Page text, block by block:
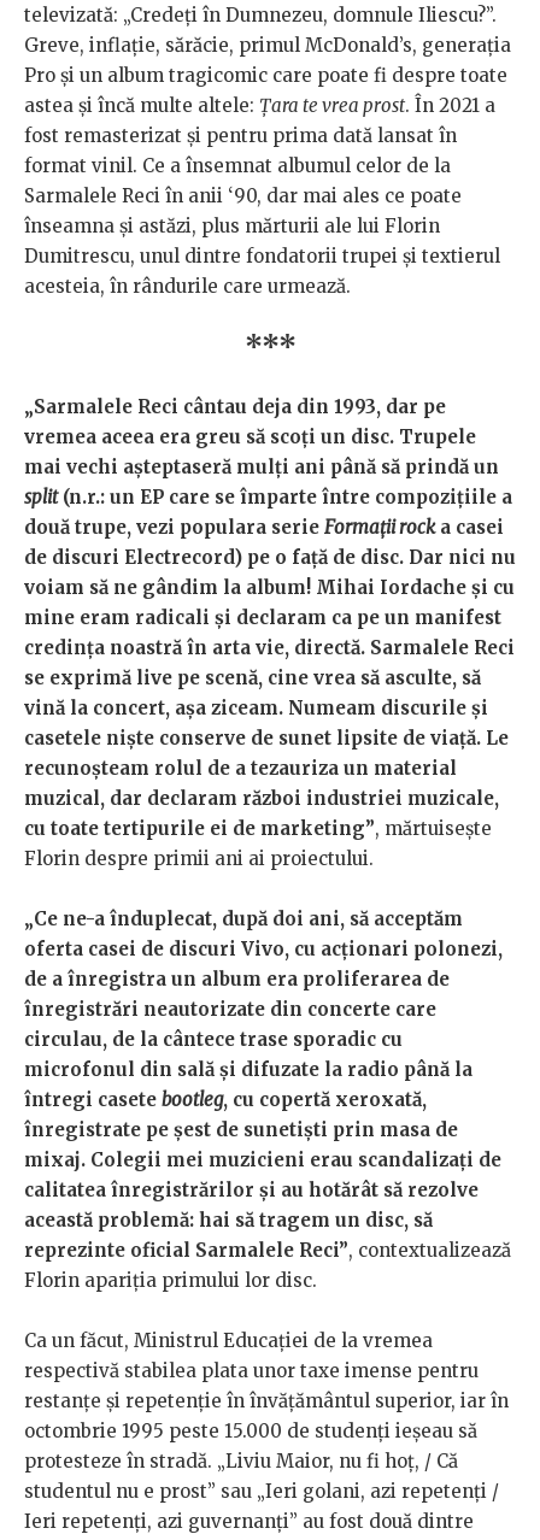
televizată: „Credeți în Dumnezeu, domnule Iliescu?”.
Greve, inflație, sărăcie, primul McDonald’s, generația
Pro și un album tragicomic care poate fi despre toate
astea și încă multe altele: Țara te vrea prost. În 2021 a
fost remasterizat și pentru prima dată lansat în
format vinil. Ce a însemnat albumul celor de la
Sarmalele Reci în anii ‘90, dar mai ales ce poate
înseamna și astăzi, plus mărturii ale lui Florin
Dumitrescu, unul dintre fondatorii trupei și textierul
acesteia, în rândurile care urmează.
***
„Sarmalele Reci cântau deja din 1993, dar pe
vremea aceea era greu să scoți un disc. Trupele
mai vechi așteptaseră mulți ani până să prindă un
split(n.r.: un EP care se împarte între compozițiile a
două trupe, vezi populara serie Formații rocka casei
de discuri Electrecord) pe o față de disc. Dar nici nu
voiam să ne gândim la album! Mihai Iordache și cu
mine eram radicali și declaram ca pe un manifest
credința noastră în arta vie, directă. Sarmalele Reci
se exprimă live pe scenă, cine vrea să asculte, să
vină la concert, așa ziceam. Numeam discurile și
casetele niște conserve de sunet lipsite de viață. Le
recunoșteam rolul de a tezauriza un material
muzical, dar declaram război industriei muzicale,
cu toate tertipurile ei de marketing”, mărtuisește
Florin despre primii ani ai proiectului.
„Ce ne-a înduplecat, după doi ani, să acceptăm
oferta casei de discuri Vivo, cu acționari polonezi,
de a înregistra un album era proliferarea de
înregistrări neautorizate din concerte care
circulau, de la cântece trase sporadic cu
microfonul din sală și difuzate la radio până la
întregi casete bootleg, cu copertă xeroxată,
înregistrate pe șest de sunetiști prin masa de
mixaj. Colegii mei muzicieni erau scandalizați de
calitatea înregistrărilor și au hotărât să rezolve
această problemă: hai să tragem un disc, să
reprezinte oficial Sarmalele Reci”, contextualizează
Florin apariția primului lor disc.
Ca un făcut, Ministrul Educației de la vremea
respectivă stabilea plata unor taxe imense pentru
restanțe și repetenție în învățământul superior, iar în
octombrie 1995 peste 15.000 de studenți ieșeau să
protesteze în stradă. „Liviu Maior, nu fi hoț, / Că
studentul nu e prost” sau „Ieri golani, azi repetenți /
Ieri repetenți, azi guvernanți” au fost două dintre